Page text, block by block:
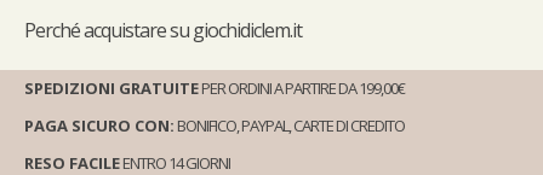
Perchéacquistare su giochidiclem.it
SPEDIZIONI GRATUITEPER ORDINI A PARTIRE DA 199,00€
PAGA SICURO CON: BONIFICO, PAYPAL, CARTE DI CREDITO
RESO FACILEENTRO 14 GIORNI